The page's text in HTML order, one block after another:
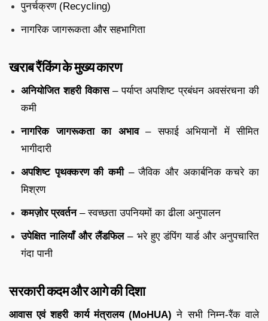
पुनर्चक्रण (Recycling)
नागरिक जागरूकता और सहभागिता
खराब रैंकिंग के मुख्य कारण
अनियोजित शहरी विकास– पर्याप्त अपशिष्ट प्रबंधन अवसंरचना की
कमी
नागरिक जागरूकता का अभाव– सफाई अभियानों में सीमित
भागीदारी
अपशिष्ट पृथक्करण की कमी– जैविक और अकार्बनिक कचरे का
मिश्रण
कमज़ोर प्रवर्तन– स्वच्छता उपनियमों का ढीला अनुपालन
उपेक्षित नालियाँ और लैंडफिल– भरे हुए डंपिंग यार्ड और अनुपचारित
गंदा पानी
सरकारी कदम और आगे की दिशा
आवास एवं शहरी कार्य मंत्रालय (MoHUA) ने सभी निम्न-रैंक वाले